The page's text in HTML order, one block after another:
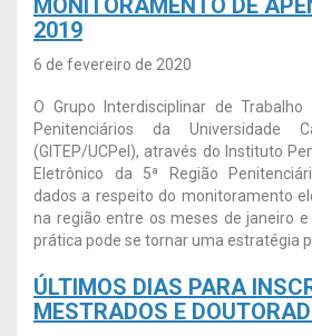
2019
6 de fevereiro de 2020
O Grupo Interdisciplinar de Trabalho
Penitenciários da Universidade
(GITEP/UCPel), através do Instituto
Eletrônico da 5ª Região
dados a respeito do monitoramento
na região entre os meses de janeiro
prática pode se tornar uma estratégia
ÚLTIMOS DIAS PARA
MESTRADOS E